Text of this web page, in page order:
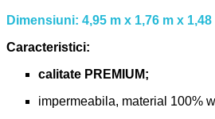
Dimensiuni: 4,95 m x 1,76 m x 1,48
Caracteristici:
calitate PREMIUM;
impermeabila, material 100%